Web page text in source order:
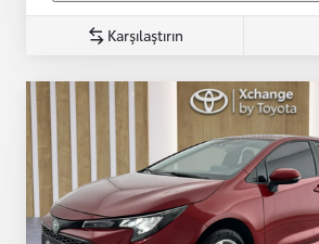
Karşılaştırın